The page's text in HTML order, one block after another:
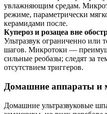
увлажняющим средам.
режиме, параметрически
керамидами после.
Купероз и розацеа вне
Ультразвук ограниченно или
шагов. Микротоки —
сильные реобазы; следят за
отсутствием триггеров.
Домашние аппараты и
Домашние ультразвуковые